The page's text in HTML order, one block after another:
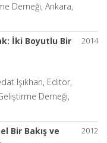
Derneği, Ankara,
2014
İki Boyutlu Bir
Işıkhan, Editör,
Derneği,
2012
Bir Bakış ve